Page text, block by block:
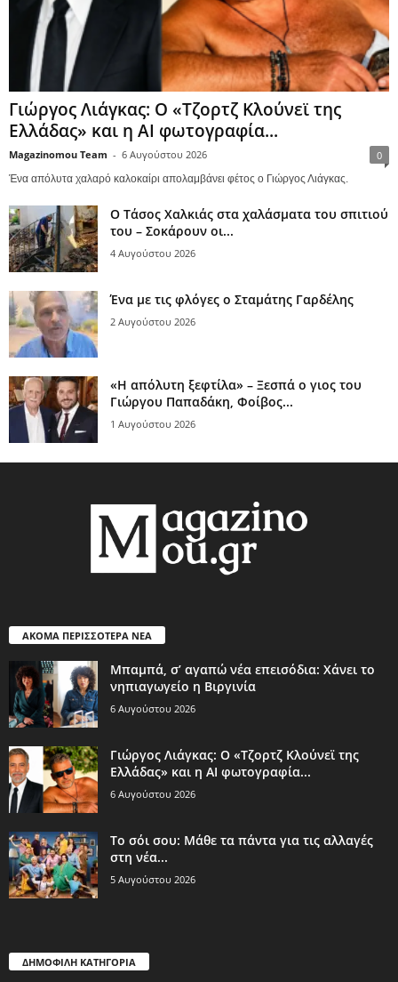
Γιώργος Λιάγκας: Ο «Τζορτζ Κλούνεϊ της
Ελλάδας» και η AI φωτογραφία...
Magazinomou Team - 6 Αυγούστου 2026 0
Ένα απόλυτα χαλαρό καλοκαίρι απολαμβάνει φέτος ο Γιώργος Λιάγκας.
Ο Τάσος Χαλκιάς στα χαλάσματα του σπιτιού
του – Σοκάρουν οι...
4 Αυγούστου 2026
Ένα με τις φλόγες ο Σταμάτης Γαρδέλης
2 Αυγούστου 2026
«Η απόλυτη ξεφτίλα» – Ξεσπά ο γιος του
Γιώργου Παπαδάκη, Φοίβος...
1 Αυγούστου 2026
ΑΚΟΜΑ ΠΕΡΙΣΣΟΤΕΡΑ ΝΕΑ
Μπαμπά, σ’ αγαπώ νέα επεισόδια: Χάνει το
νηπιαγωγείο η Βιργινία
6 Αυγούστου 2026
Γιώργος Λιάγκας: Ο «Τζορτζ Κλούνεϊ της
Ελλάδας» και η AI φωτογραφία...
6 Αυγούστου 2026
Το σόι σου: Μάθε τα πάντα για τις αλλαγές
στη νέα...
5 Αυγούστου 2026
ΔΗΜΟΦΙΛΗ ΚΑΤΗΓΟΡΙΑ